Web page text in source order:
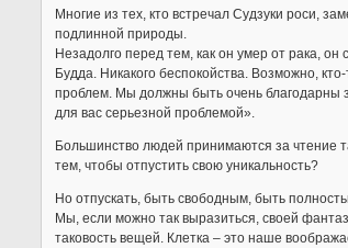
Многие из тех, кто встречал Судзуки роси,
подлинной природы.
Незадолго перед тем, как он умер от рака,
Будда. Никакого беспокойства. Возможно,
проблем. Мы должны быть очень благодарны
для вас серьезной проблемой».
Большинство людей принимаются за чтение
тем, чтобы отпустить свою уникальность?
Но отпускать, быть свободным, быть
Мы, если можно так выразиться, своей
таковость вещей. Клетка – это наше